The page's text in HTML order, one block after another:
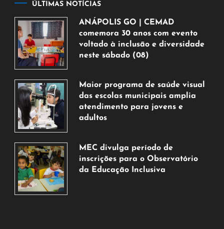
ÚLTIMAS NOTÍCIAS
ANÁPOLIS GO | CEMAD
comemora 30 anos com evento
voltado à inclusão e diversidade
neste sábado (08)
de
agosto
de
2026
Maior programa de saúde visual
das escolas municipais amplia
atendimento para jovens e
adultos
de
agosto
de
MEC divulga período de
inscrições para o Observatório
da Educação Inclusiva